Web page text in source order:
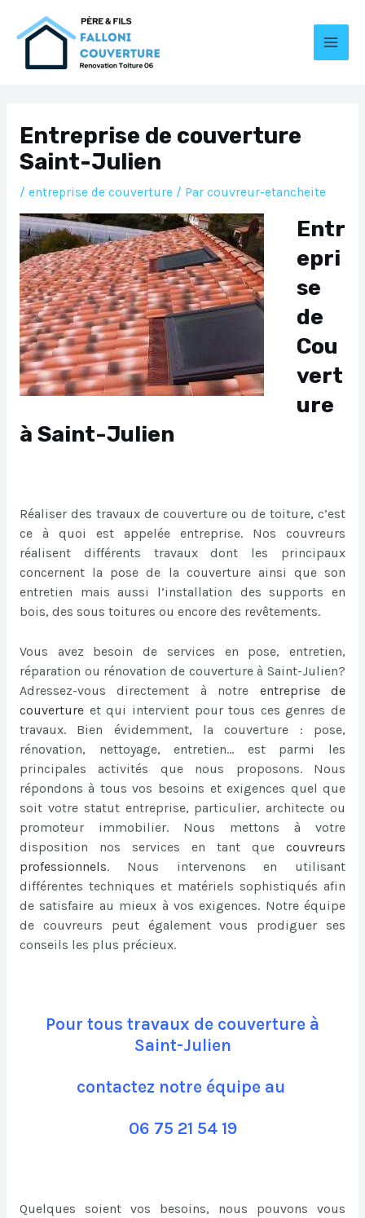
Entreprise de couverture
Saint-Julien
/ entreprise de couverture/ Par couvreur-etancheite
Entr
epri
se
de
Cou
vert
ure
à Saint-Julien
Réaliser des travaux de couverture ou de toiture, c’est
ce à quoi est appelée entreprise. Nos couvreurs
réalisent différents travaux dont les principaux
concernent la pose de la couverture ainsi que son
entretien mais aussi l’installation des supports en
bois, des sous toitures ou encore des revêtements.
Vous avez besoin de services en pose, entretien,
réparation ou rénovation de couverture à Saint-Julien?
Adressez-vous directement à notre entreprise de
couverture et qui intervient pour tous ces genres de
travaux. Bien évidemment, la couverture : pose,
rénovation, nettoyage, entretien… est parmi les
principales activités que nous proposons. Nous
répondons à tous vos besoins et exigences quel que
soit votre statut entreprise, particulier, architecte ou
promoteur immobilier. Nous mettons à votre
disposition nos services en tant que couvreurs
professionnels. Nous intervenons en utilisant
différentes techniques et matériels sophistiqués afin
de satisfaire au mieux à vos exigences. Notre équipe
de couvreurs peut également vous prodiguer ses
conseils les plus précieux.
Pour tous travaux de couverture à
Saint-Julien
contactez notre équipe au
06 75 21 54 19
Quelques soient vos besoins, nous pouvons vous